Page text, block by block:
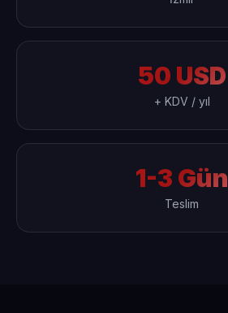
50 USD
+ KDV / yıl
1-3 Gün
Teslim